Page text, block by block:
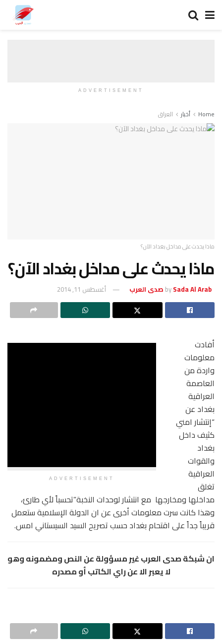
ADVERTISEMENT
Home أخبار العراق
ماذا يحدث على مداخل بغداد الآن؟
ماذا يحدث على مداخل بغداد الآن؟
bySada Al Arab صدى العرب أغسطس 11, 2014
ADVERTISEMENT
أفادت
معلومات
واردة من
العاصمة
العراقية
بغداد عن
“إنتشار امني
كثيف داخل
بغداد
والقوات
العراقية
تغلق
مداخلها ومخارجها مع انتشار لوحدات النخبة”تحسباً لأي طارئ،
وهذا كانت سرت معلومات أخرى عن ان الدولة الإسلامية ستعمل
قريباً جداً على اقتحام بغداد حسب تصريح السيد السيستاني امس.
ان شبكة صدى العرب غير مسؤولة عن النص ومضمونه وهو
لا يعبر الا عن راي الكاتب أو مصدره